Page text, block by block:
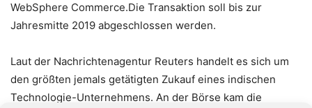
WebSphere Commerce.Die Transaktion soll bis zur
Jahresmitte 2019 abgeschlossen werden.
Laut der Nachrichtenagentur Reuters handelt es sich um
den größten jemals getätigten Zukauf eines indischen
Technologie-Unternehmens. An der Börse kam die